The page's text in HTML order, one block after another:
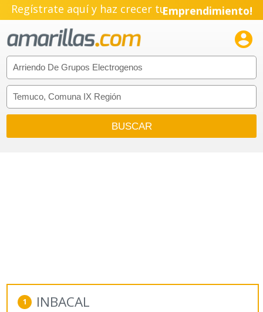
Regístrate aquí y haz crecer tuEmprendimiento!

1 INBACAL